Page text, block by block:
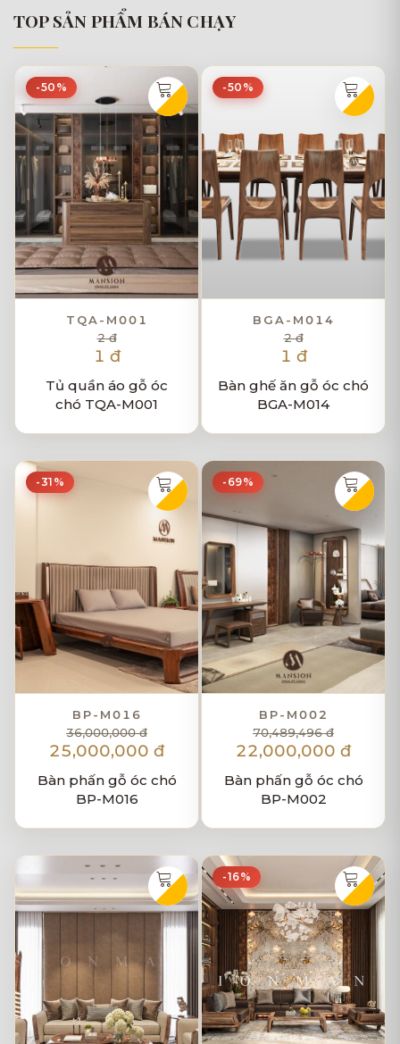
TOP SẢN PHẨM BÁN CHẠY
-50%
TQA-M001
2 đ
1 đ
Tủ quần áo gỗ óc
chó TQA-M001
-50%
BGA-M014
2 đ
1 đ
Bàn ghế ăn gỗ óc chó
BGA-M014
-31%
BP-M016
36,000,000 đ
25,000,000 đ
Bàn phấn gỗ óc chó
BP-M016
-69%
BP-M002
70,489,496 đ
22,000,000 đ
Bàn phấn gỗ óc chó
BP-M002
-16%